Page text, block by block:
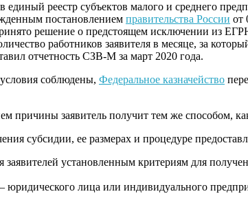
реестр субъектов малого и среднего
постановлением правительства России от
решение о предстоящем исключении из
работников заявителя в месяце, за
отчетность СЗВ-М за март 2020 года.
соблюдены, Федеральное казначейство
причины заявитель получит тем же способом,
субсидии, ее размерах и процедуре
установленным критериям для
юридического лица или индивидуального